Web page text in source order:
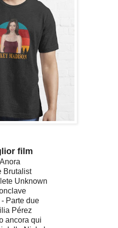
film
Anora
Brutalist
Unknown
- Parte due
Pérez
ancora qui